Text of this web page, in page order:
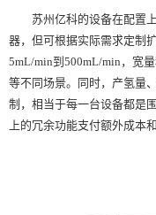
苏州亿科的设备在配置
器，但可根据实际需求定制
5mL/min到500mL/min，宽
等不同场景。同时，产氢量
制，相当于每一台设备都是
上的冗余功能支付额外成本